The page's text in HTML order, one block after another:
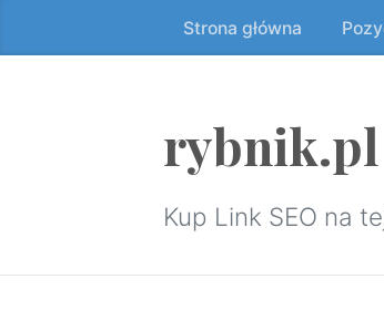
do
Strona główna
rybnik.pl
Kup Link SEO na